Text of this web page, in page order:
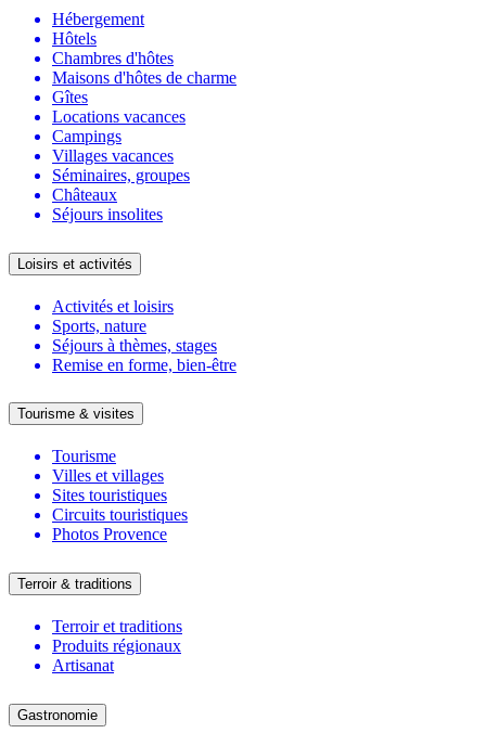
Hébergement
Hôtels
Chambres d'hôtes
Maisons d'hôtes de charme
Gîtes
Locations vacances
Campings
Villages vacances
Séminaires, groupes
Châteaux
Séjours insolites
Loisirs et activités
Activités et loisirs
Sports, nature
Séjours à thèmes, stages
Remise en forme, bien-être
Tourisme & visites
Tourisme
Villes et villages
Sites touristiques
Circuits touristiques
Photos Provence
Terroir & traditions
Terroir et traditions
Produits régionaux
Artisanat
Gastronomie